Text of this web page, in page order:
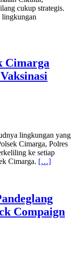
cukup strategis.
lingkungan
Cimarga
lingkungan yang
Cimarga, Polres
ke setiap
Cimarga. […]
Compaign